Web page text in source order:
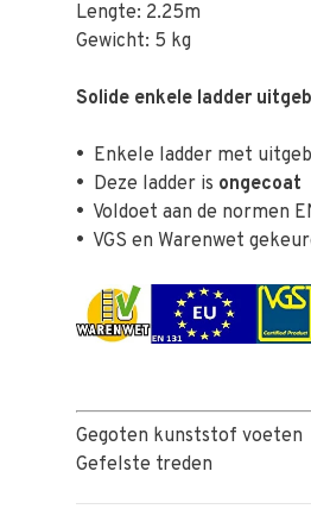
Lengte: 2.25m
Gewicht: 5 kg
Solide enkele ladder
• Enkele ladder met
• Deze ladder is ongecoat
• Voldoet aan de normen
• VGS en Warenwet
Gegoten kunststof
Gefelste treden